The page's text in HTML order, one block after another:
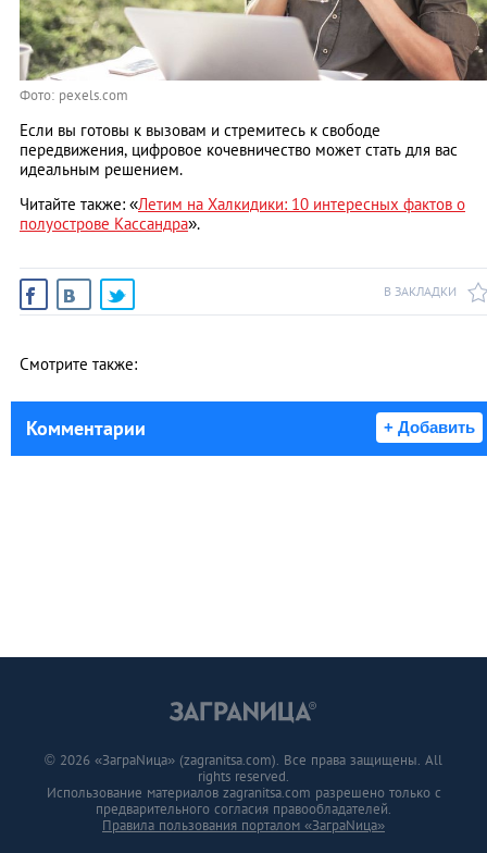
Фото: pexels.com
Если вы готовы к вызовам и стремитесь к свободе
передвижения, цифровое кочевничество может стать для вас
идеальным решением.
Читайте также: «Летим на Халкидики: 10 интересных фактов о
полуострове Кассандра».
В ЗАКЛАДКИ
Смотрите также:
Комментарии + Добавить
© 2026 «ЗаграNица» (zagranitsa.com). Все права защищены. All
rights reserved.
Использование материалов zagranitsa.com разрешено только с
предварительного согласия правообладателей.
Правила пользования порталом «ЗаграNица»